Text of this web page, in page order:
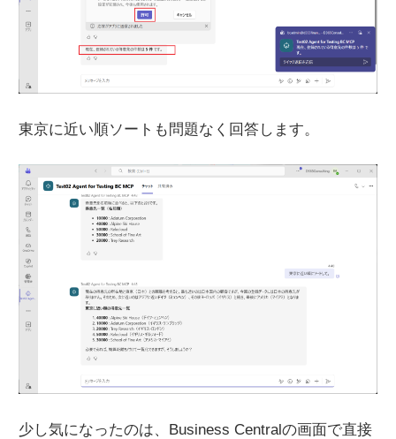
東京に近い順ソートも問題なく回答します。
少し気になったのは、Business Centralの画面で直接